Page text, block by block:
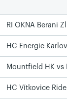
RI OKNA Berani
HC Energie
Mountfield HK vs
HC Vítkovice